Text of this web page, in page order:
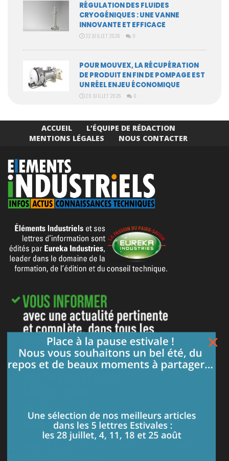
RÉGULATION DES FLUIDES
CRYOGÉNIQUES : UNE VANNE
INNOVANTE ET EFFICACE
22 JUILLET 2026 0
POUR MOUVEX, LA RÉCUPÉRATION
DE PRODUIT EN FIN DE POMPAGE EST
UN RÉEL ENJEU ÉCONOMIQUE
20 JUILLET 2026 0
ACCUEIL
L’ÉQUIPE DE RÉDACTION
MENTIONS LÉGALES
NOUS CONTACTER
×